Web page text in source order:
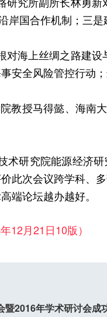
岸国合作机制；三
对海上丝绸之路建
安全风险管控行动
教授马得懿、海南
术研究院能源经济
此次会议跨学科、
端论坛越办越好。
12月21日10版）
暨2016年学术研讨会成